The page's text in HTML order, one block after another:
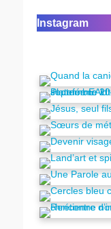
Instagram